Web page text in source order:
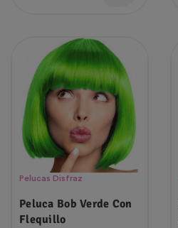
Pelucas Disfraz
Peluca Bob Verde Con
Flequillo